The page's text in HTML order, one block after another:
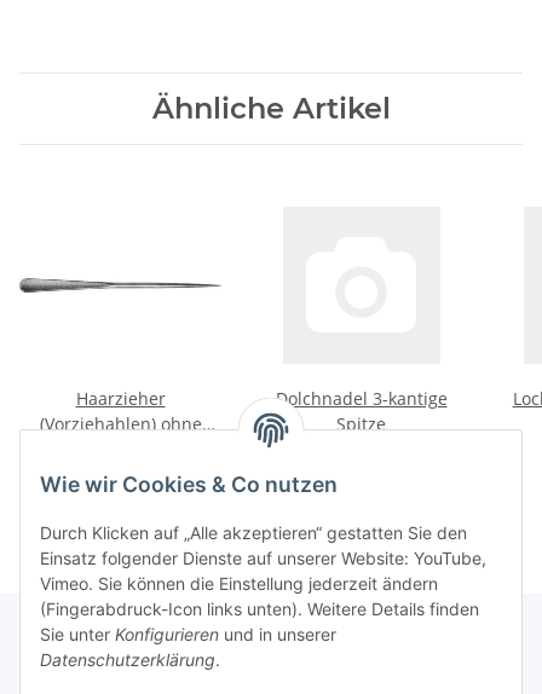
Wie wir Cookies & Co nutzen
Durch Klicken auf „Alle akzeptieren“ gestatten Sie den
Einsatz folgender Dienste auf unserer Website: YouTube,
Vimeo. Sie können die Einstellung jederzeit ändern
(Fingerabdruck-Icon links unten). Weitere Details finden
Sie unter Konfigurieren und in unserer
Datenschutzerklärung.
Ähnliche Artikel
Haarzieher
(Vorziehahlen) ohne
Dolchnadel 3-kantige
Spitze